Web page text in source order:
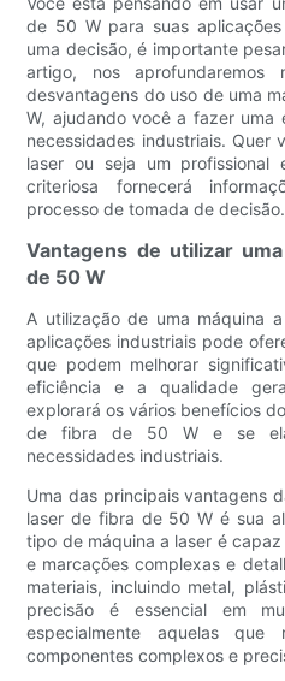
de 50 W para suas
uma decisão, é importante
artigo, nos aprofundaremos
desvantagens do uso de uma
W, ajudando você a fazer uma
necessidades industriais. Quer
laser ou seja um profissional
criteriosa fornecerá
processo de tomada de decisão.
Vantagens de utilizar
de 50 W
A utilização de uma máquina
aplicações industriais pode
que podem melhorar
eficiência e a qualidade
explorará os vários benefícios
de fibra de 50 W e se
necessidades industriais.
Uma das principais vantagens
laser de fibra de 50 W é sua
tipo de máquina a laser é
e marcações complexas e
materiais, incluindo metal,
precisão é essencial em
especialmente aquelas
componentes complexos e